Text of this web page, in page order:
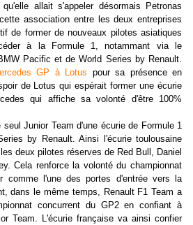
allait s'appeler désormais Petronas
association entre les deux entreprises
de former de nouveaux pilotes asiatiques
à la Formule 1, notammant via le
Pacific et de World Series by Renault.
GP à Lotus pour sa présence en
de Lotus qui espérait former une écurie
qui affiche sa volonté d'être 100%
Junior Team d'une écurie de Formule 1
by Renault. Ainsi l'écurie toulousaine
deux pilotes réserves de Red Bull, Daniel
Cela renforce la volonté du championnat
comme l'une des portes d'entrée vers la
dans le même temps, Renault F1 Team a
concurrent du GP2 en confiant à
Team. L'écurie française va ainsi confier